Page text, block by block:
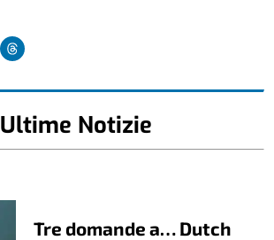
Ultime Notizie
Tre domande a… Dutch